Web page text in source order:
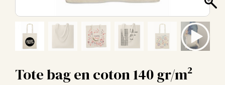
Tote bag en coton 140 gr/m²